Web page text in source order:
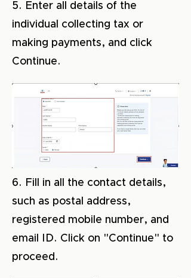
5. Enter all details of the
individual collecting tax or
making payments, and click
Continue.
6. Fill in all the contact details,
such as postal address,
registered mobile number, and
email ID. Click on "Continue" to
proceed.